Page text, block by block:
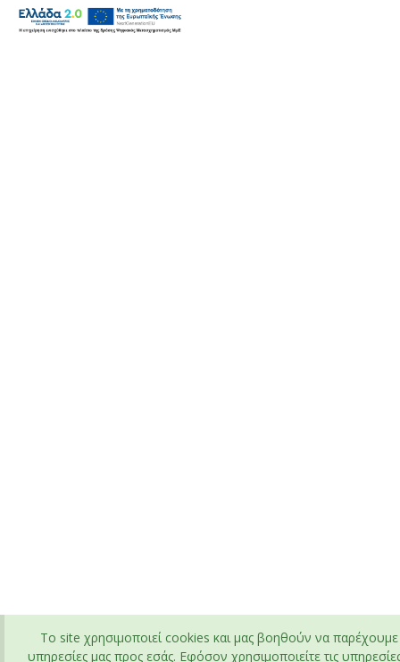
To site χρησιμοποιεί cookies και μας βοηθούν να παρέχουμε
υπηρεσίες μας προς εσάς. Εφόσον χρησιμοποιείτε τις